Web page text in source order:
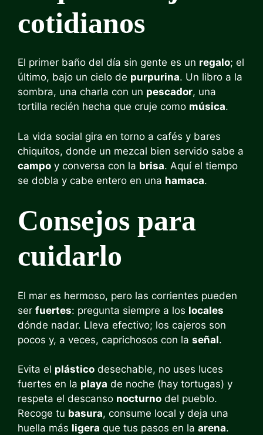
cotidianos
El primer baño del día sin gente es un regalo; el
último, bajo un cielo de purpurina. Un libro a la
sombra, una charla con un pescador, una
tortilla recién hecha que cruje como música.
La vida social gira en torno a cafés y bares
chiquitos, donde un mezcal bien servido sabe a
campo y conversa con la brisa. Aquí el tiempo
se dobla y cabe entero en una hamaca.
Consejos para
cuidarlo
El mar es hermoso, pero las corrientes pueden
ser fuertes: pregunta siempre a los locales
dónde nadar. Lleva efectivo; los cajeros son
pocos y, a veces, caprichosos con la señal.
Evita el plástico desechable, no uses luces
fuertes en la playa de noche (hay tortugas) y
respeta el descanso nocturno del pueblo.
Recoge tu basura, consume local y deja una
huella más ligera que tus pasos en la arena.